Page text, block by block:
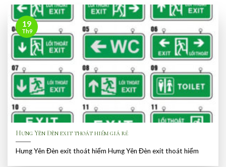
Hưng Yên Đèn exit thoát hiểm giá rẻ
Hưng Yên Đèn exit thoát hiểm Hưng Yên Đèn exit thoát hiểm
19
Th9